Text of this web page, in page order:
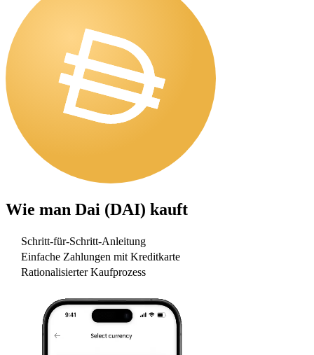
Wie man Dai (DAI) kauft
Schritt-für-Schritt-Anleitung
Einfache Zahlungen mit Kreditkarte
Rationalisierter Kaufprozess